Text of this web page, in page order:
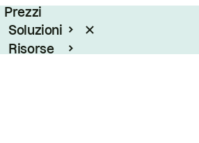
Prezzi
Soluzioni
Risorse